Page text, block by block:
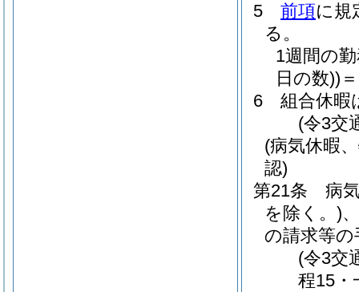
5
前項に規
る。
1週間の
日の数))
6
組合休暇
(令3交
(病気休暇
認)
第21条
病
を除く。)
の請求等
(令3交
程15・